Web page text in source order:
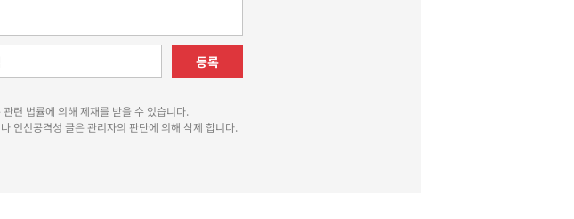
등록
련 법률에 의해 제재를 받을 수 있습니다.
인신공격성 글은 관리자의 판단에 의해 삭제 합니다.